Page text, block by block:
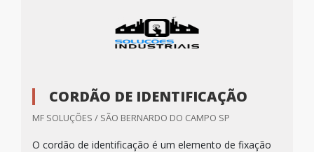
CORDÃO DE IDENTIFICAÇÃO
MF SOLUÇÕES / SÃO BERNARDO DO CAMPO SP
O cordão de identificação é um elemento de fixação